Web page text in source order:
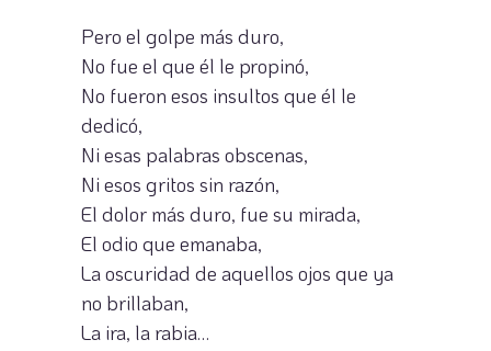
Pero el golpe más duro,
No fue el que él le propinó,
No fueron esos insultos que él le
dedicó,
Ni esas palabras obscenas,
Ni esos gritos sin razón,
El dolor más duro, fue su mirada,
El odio que emanaba,
La oscuridad de aquellos ojos que ya
no brillaban,
La ira, la rabia…